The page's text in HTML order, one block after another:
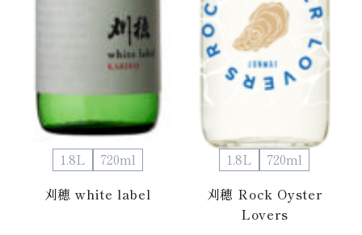
1.8L
720ml
刈穂 white label
1.8L
720ml
刈穂 Rock Oyster
Lovers